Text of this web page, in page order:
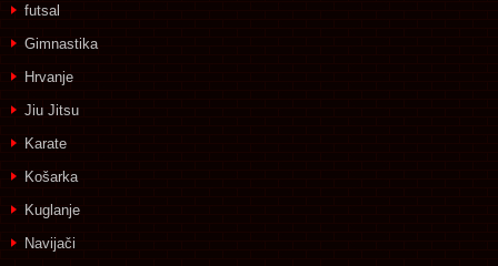
futsal
Gimnastika
Hrvanje
Jiu Jitsu
Karate
Košarka
Kuglanje
Navijači